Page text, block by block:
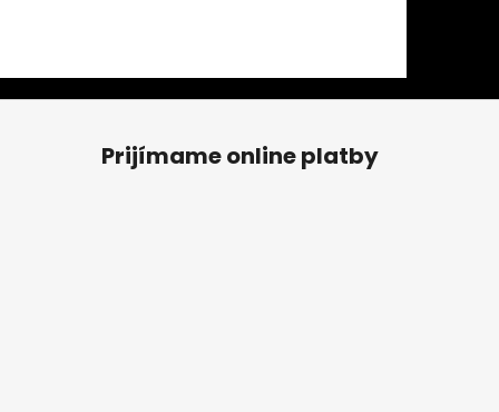
Prijímame online platby